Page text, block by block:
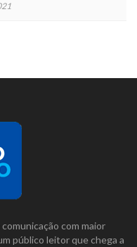
com maior
público leitor que chega a